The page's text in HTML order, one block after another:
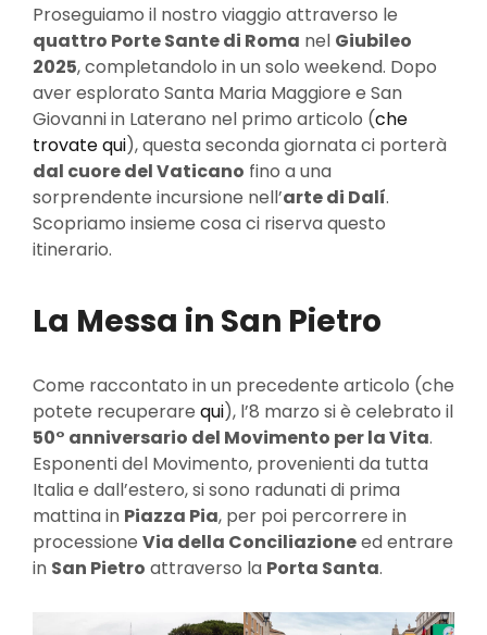
Proseguiamo il nostro viaggio attraverso le
quattro Porte Sante di Roma nel Giubileo
2025, completandolo in un solo weekend. Dopo
aver esplorato Santa Maria Maggiore e San
Giovanni in Laterano nel primo articolo (che
trovate qui), questa seconda giornata ci porterà
dal cuore del Vaticano fino a una
sorprendente incursione nell’arte di Dalí.
Scopriamo insieme cosa ci riserva questo
itinerario.
La Messa in San Pietro
Come raccontato in un precedente articolo (che
potete recuperare qui), l’8 marzo si è celebrato il
50° anniversario del Movimento per la Vita.
Esponenti del Movimento, provenienti da tutta
Italia e dall’estero, si sono radunati di prima
mattina in Piazza Pia, per poi percorrere in
processione Via della Conciliazioneed entrare
in San Pietro attraverso la Porta Santa.